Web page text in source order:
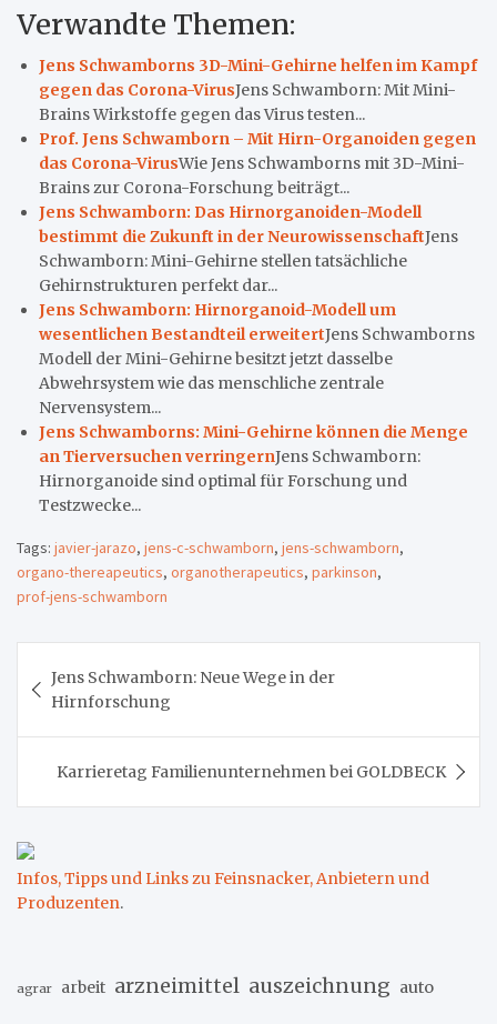
Verwandte Themen:
Jens Schwamborns 3D-Mini-Gehirne helfen im Kampf
gegen das Corona-VirusJens Schwamborn: Mit Mini-
Brains Wirkstoffe gegen das Virus testen...
Prof. Jens Schwamborn – Mit Hirn-Organoiden gegen
das Corona-VirusWie Jens Schwamborns mit 3D-Mini-
Brains zur Corona-Forschung beiträgt...
Jens Schwamborn: Das Hirnorganoiden-Modell
bestimmt die Zukunft in der NeurowissenschaftJens
Schwamborn: Mini-Gehirne stellen tatsächliche
Gehirnstrukturen perfekt dar...
Jens Schwamborn: Hirnorganoid-Modell um
wesentlichen Bestandteil erweitertJens Schwamborns
Modell der Mini-Gehirne besitzt jetzt dasselbe
Abwehrsystem wie das menschliche zentrale
Nervensystem...
Jens Schwamborns: Mini-Gehirne können die Menge
an Tierversuchen verringernJens Schwamborn:
Hirnorganoide sind optimal für Forschung und
Testzwecke...
Tags: javier-jarazo, jens-c-schwamborn, jens-schwamborn,
organo-thereapeutics, organotherapeutics, parkinson,
prof-jens-schwamborn
Jens Schwamborn: Neue Wege in der
Hirnforschung
Karrieretag Familienunternehmen bei GOLDBECK
Infos, Tipps und Links zu Feinsnacker, Anbietern und
Produzenten.
agrar arbeit arzneimittel auszeichnung auto